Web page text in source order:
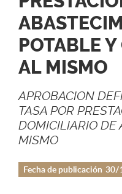
POTABLE
AL MISMO
APROBACION
TASA POR
DOMICILIARIO DE
MISMO
Fecha de publicación 30/